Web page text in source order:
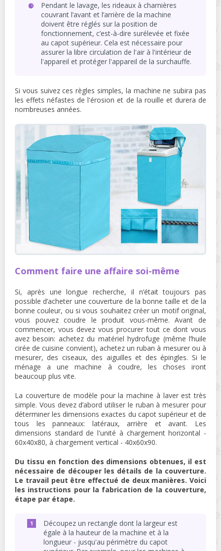
Pendant le lavage, les rideaux à charnières
couvrant l’avant et l’arrière de la machine
doivent être réglés sur la position de
fonctionnement, c’est-à-dire surélevée et fixée
au capot supérieur. Cela est nécessaire pour
assurer la libre circulation de l'air à l'intérieur de
l'appareil et protéger l'appareil de la surchauffe.
Si vous suivez ces règles simples, la machine ne subira pas
les effets néfastes de l'érosion et de la rouille et durera de
nombreuses années.
Comment faire une affaire soi-même
Si, après une longue recherche, il n’était toujours pas
possible d’acheter une couverture de la bonne taille et de la
bonne couleur, ou si vous souhaitez créer un motif original,
vous pouvez coudre le produit vous-même. Avant de
commencer, vous devez vous procurer tout ce dont vous
avez besoin: achetez du matériel hydrofuge (même l’huile
cirée de cuisine convient), achetez un ruban à mesurer ou à
mesurer, des ciseaux, des aiguilles et des épingles. Si le
ménage a une machine à coudre, les choses iront
beaucoup plus vite.
La couverture de modèle pour la machine à laver est très
simple. Vous devez d’abord utiliser le ruban à mesurer pour
déterminer les dimensions exactes du capot supérieur et de
tous les panneaux: latéraux, arrière et avant. Les
dimensions standard de l'unité à chargement horizontal -
60x40x80, à chargement vertical - 40x60x90.
Du tissu en fonction des dimensions obtenues, il est
nécessaire de découper les détails de la couverture.
Le travail peut être effectué de deux manières. Voici
les instructions pour la fabrication de la couverture,
étape par étape.
Découpez un rectangle dont la largeur est
égale à la hauteur de la machine et à la
longueur - jusqu'au périmètre du capot